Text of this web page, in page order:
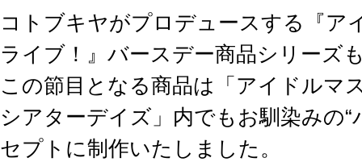
コトブキヤがプロデュースする『ア
ライブ！』バースデー商品シリー
この節目となる商品は「アイドルマ
シアターデイズ」内でもお馴染みの
セプトに制作いたしました。